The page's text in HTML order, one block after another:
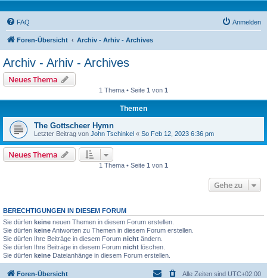
FAQ Anmelden
Foren-Übersicht Archiv - Arhiv - Archives
Archiv - Arhiv - Archives
Neues Thema
1 Thema • Seite 1 von 1
Themen
The Gottscheer Hymn
Letzter Beitrag von John Tschinkel « So Feb 12, 2023 6:36 pm
Neues Thema
1 Thema • Seite 1 von 1
Gehe zu
BERECHTIGUNGEN IN DIESEM FORUM
Sie dürfen keine neuen Themen in diesem Forum erstellen.
Sie dürfen keineAntworten zu Themen in diesem Forum erstellen.
Sie dürfen Ihre Beiträge in diesem Forum nicht ändern.
Sie dürfen Ihre Beiträge in diesem Forum nicht löschen.
Sie dürfen keine Dateianhänge in diesem Forum erstellen.
Foren-Übersicht Alle Zeiten sind UTC+02:00